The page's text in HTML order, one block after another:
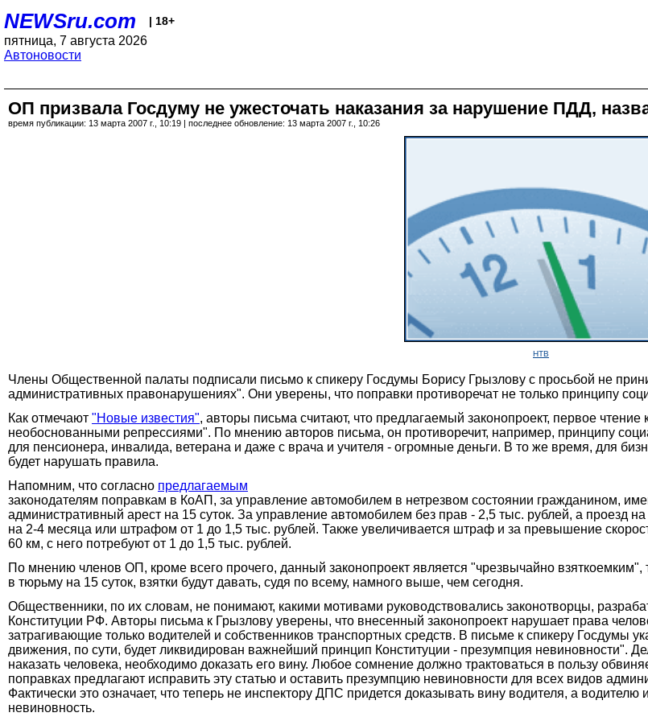
NEWSru.com | 18+
пятница, 7 августа 2026
Автоновости
ОП призвала Госдуму не ужесточать наказания за нарушение ПДД,
время публикации: 13 марта 2007 г., 10:19 | последнее обновление: 13 марта 2007 г., 10:26
НТВ
Члены Общественной палаты подписали письмо к спикеру Госдумы Борису Грызлову с просьбой не
административных правонарушениях". Они уверены, что поправки противоречат не только принципу
Как отмечают "Новые известия", авторы письма считают, что предлагаемый законопроект, первое
необоснованными репрессиями". По мнению авторов письма, он противоречит, например, принципу
для пенсионера, инвалида, ветерана и даже с врача и учителя - огромные деньги. В то же время, для
будет нарушать правила.
Напомним, что согласно предлагаемым
законодателям поправкам в КоАП, за управление автомобилем в нетрезвом состоянии гражданином,
административный арест на 15 суток. За управление автомобилем без прав - 2,5 тыс. рублей, а проезд
на 2-4 месяца или штрафом от 1 до 1,5 тыс. рублей. Также увеличивается штраф и за превышение
60 км, с него потребуют от 1 до 1,5 тыс. рублей.
По мнению членов ОП, кроме всего прочего, данный законопроект является "чрезвычайно
в тюрьму на 15 суток, взятки будут давать, судя по всему, намного выше, чем сегодня.
Общественники, по их словам, не понимают, какими мотивами руководствовались законотворцы,
Конституции РФ. Авторы письма к Грызлову уверены, что внесенный законопроект нарушает права
затрагивающие только водителей и собственников транспортных средств. В письме к спикеру Госдумы
движения, по сути, будет ликвидирован важнейший принцип Конституции - презумпция невиновности".
наказать человека, необходимо доказать его вину. Любое сомнение должно трактоваться в пользу
поправках предлагают исправить эту статью и оставить презумпцию невиновности для всех видов
Фактически это означает, что теперь не инспектору ДПС придется доказывать вину водителя, а
невиновность.